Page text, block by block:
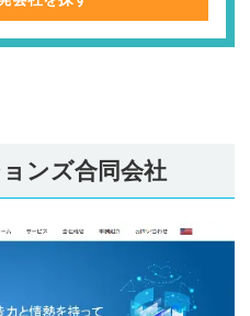
ンズ合同会社